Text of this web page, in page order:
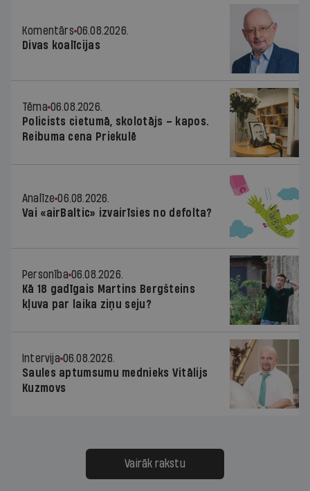
Komentārs 06.08.2026.
Divas koalīcijas
Tēma 06.08.2026.
Policists cietumā, skolotājs – kapos.
Reibuma cena Priekulē
Analīze 06.08.2026.
Vai «airBaltic» izvairīsies no defolta?
Personība 06.08.2026.
Kā 18 gadīgais Martins Bergšteins
kļuva par laika ziņu seju?
Intervija 06.08.2026.
Saules aptumsumu mednieks Vitālijs
Kuzmovs
Vairāk rakstu